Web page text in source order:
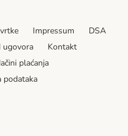
Impressum
DSA
ugovora
Kontakt
plaćanja
podataka